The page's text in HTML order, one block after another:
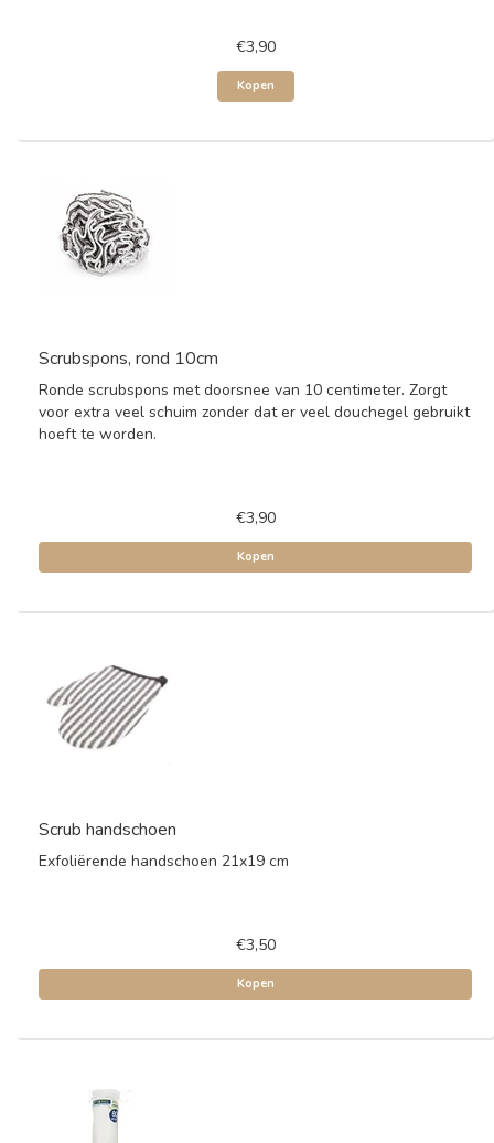
€3,90
Kopen
Scrubspons, rond 10cm
Ronde scrubspons met doorsnee van 10 centimeter. Zorgt
voor extra veel schuim zonder dat er veel douchegel gebruikt
hoeft te worden.
€3,90
Kopen
Scrub handschoen
Exfoliërende handschoen 21x19 cm
€3,50
Kopen